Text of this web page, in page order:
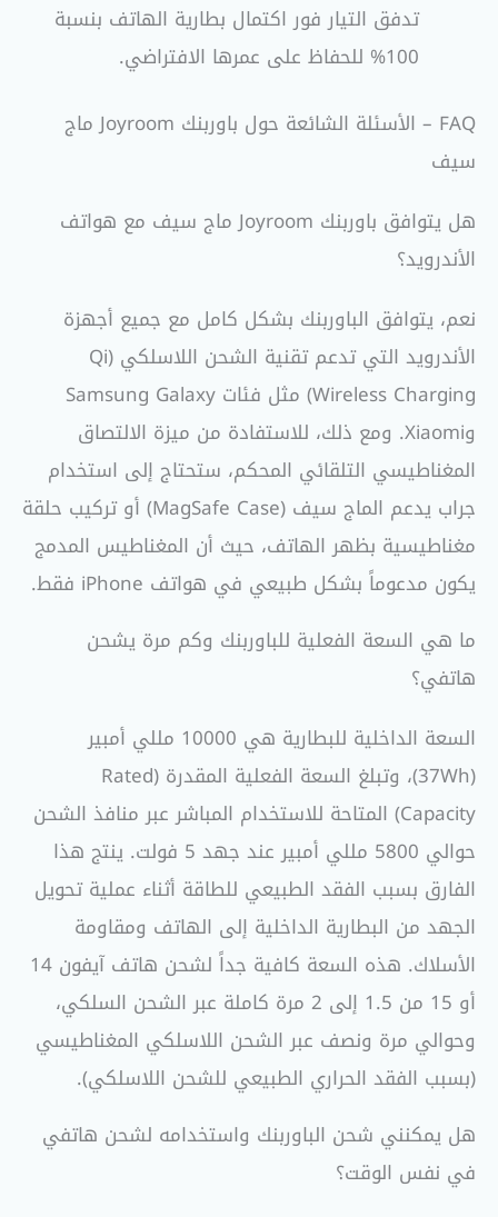
تدفق التيار فور اكتمال بطارية الهاتف بنسبة
100% للحفاظ على عمرها الافتراضي.
FAQ – الأسئلة الشائعة حول باوربنك Joyroom ماج
سيف
هل يتوافق باوربنك Joyroom ماج سيف مع هواتف
الأندرويد؟
نعم، يتوافق الباوربنك بشكل كامل مع جميع أجهزة
الأندرويد التي تدعم تقنية الشحن اللاسلكي (Qi
Wireless Charging) مثل فئات Samsung Galaxy
وXiaomi. ومع ذلك، للاستفادة من ميزة الالتصاق
المغناطيسي التلقائي المحكم، ستحتاج إلى استخدام
جراب يدعم الماج سيف (MagSafe Case) أو تركيب حلقة
مغناطيسية بظهر الهاتف، حيث أن المغناطيس المدمج
يكون مدعوماً بشكل طبيعي في هواتف iPhone فقط.
ما هي السعة الفعلية للباوربنك وكم مرة يشحن
هاتفي؟
السعة الداخلية للبطارية هي 10000 مللي أمبير
(37Wh)، وتبلغ السعة الفعلية المقدرة (Rated
Capacity) المتاحة للاستخدام المباشر عبر منافذ الشحن
حوالي 5800 مللي أمبير عند جهد 5 فولت. ينتج هذا
الفارق بسبب الفقد الطبيعي للطاقة أثناء عملية تحويل
الجهد من البطارية الداخلية إلى الهاتف ومقاومة
الأسلاك. هذه السعة كافية جداً لشحن هاتف آيفون 14
أو 15 من 1.5 إلى 2 مرة كاملة عبر الشحن السلكي،
وحوالي مرة ونصف عبر الشحن اللاسلكي المغناطيسي
(بسبب الفقد الحراري الطبيعي للشحن اللاسلكي).
هل يمكنني شحن الباوربنك واستخدامه لشحن هاتفي
في نفس الوقت؟